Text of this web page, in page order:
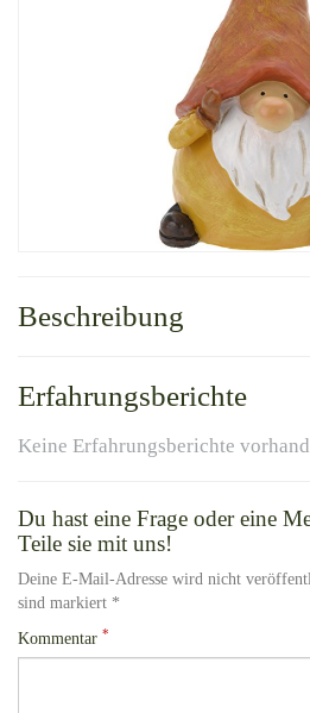
Beschreibung
Erfahrungsberichte
Keine Erfahrungsberichte
Du hast eine Frage oder eine
Teile sie mit uns!
Deine E-Mail-Adresse wird nicht
sind markiert *
Kommentar *